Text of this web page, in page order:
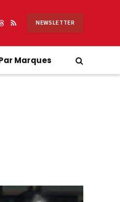
Threads
RSS NEWSLETTER
Marques